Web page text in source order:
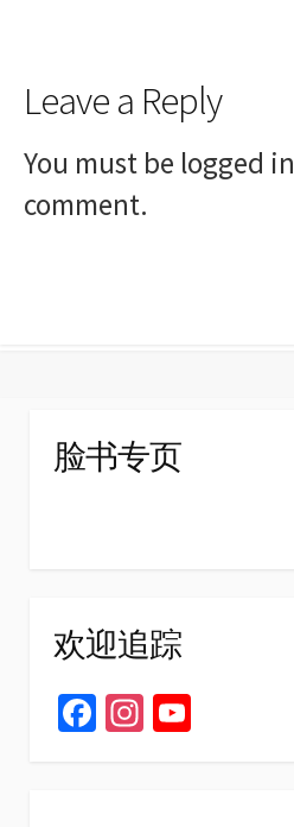
Leave a Reply
You must be logged in
comment.
脸书专页
欢迎追踪
Fa In